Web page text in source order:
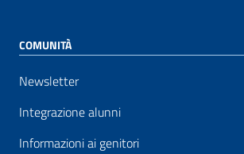
COMUNITÀ
Newsletter
Integrazione alunni
Informazioni ai genitori